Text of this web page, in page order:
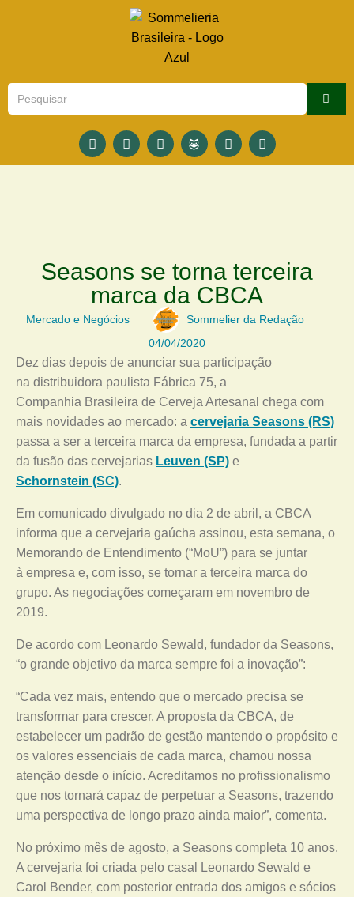
Seasons se torna terceira
marca da CBCA
Mercado e Negócios
Sommelier da Redação
04/04/2020
Dez dias depois de anunciar sua participação
na distribuidora paulista Fábrica 75, a
Companhia Brasileira de Cerveja Artesanal chega com
mais novidades ao mercado: a cervejaria Seasons (RS)
passa a ser a terceira marca da empresa, fundada a partir
da fusão das cervejarias Leuven (SP) e
Schornstein (SC).
Em comunicado divulgado no dia 2 de abril, a CBCA
informa que a cervejaria gaúcha assinou, esta semana, o
Memorando de Entendimento (“MoU”) para se juntar
à empresa e, com isso, se tornar a terceira marca do
grupo. As negociações começaram em novembro de
2019.
De acordo com Leonardo Sewald, fundador da Seasons,
“o grande objetivo da marca sempre foi a inovação”:
“Cada vez mais, entendo que o mercado precisa se
transformar para crescer. A proposta da CBCA, de
estabelecer um padrão de gestão mantendo o propósito e
os valores essenciais de cada marca, chamou nossa
atenção desde o início. Acreditamos no profissionalismo
que nos tornará capaz de perpetuar a Seasons, trazendo
uma perspectiva de longo prazo ainda maior”, comenta.
No próximo mês de agosto, a Seasons completa 10 anos.
A cervejaria foi criada pelo casal Leonardo Sewald e
Carol Bender, com posterior entrada dos amigos e sócios